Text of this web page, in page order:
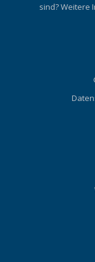
sind?Weitere